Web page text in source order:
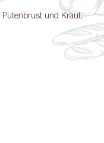
und Kraut.